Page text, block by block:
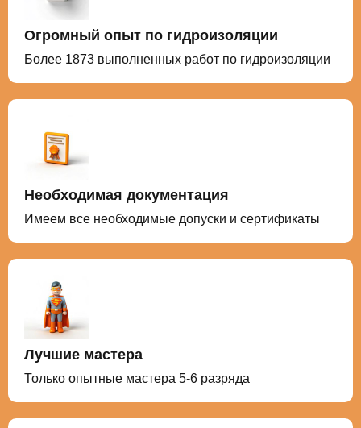
Огромный опыт по гидроизоляции
Более 1873 выполненных работ по гидроизоляции
Необходимая документация
Имеем все необходимые допуски и сертификаты
Лучшие мастера
Только опытные мастера 5-6 разряда